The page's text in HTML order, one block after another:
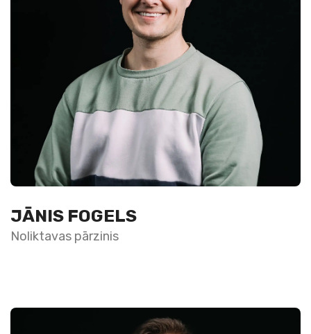
JĀNIS FOGELS
Noliktavas pārzinis